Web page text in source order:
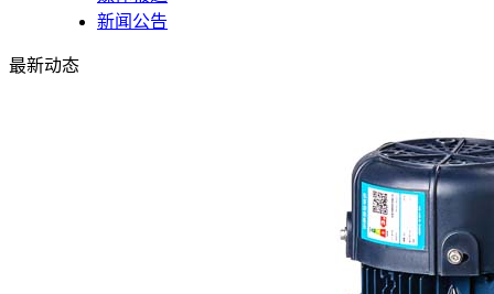
新闻公告
最新动态